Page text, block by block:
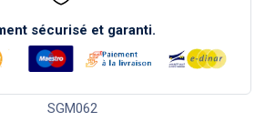
sécurisé et garanti.
SGM062